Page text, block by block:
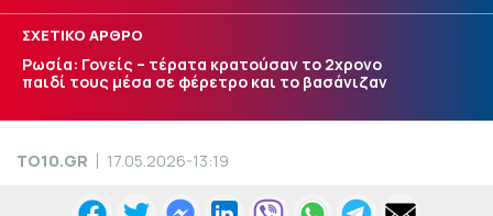
ΣΧΕΤΙΚΟ ΑΡΘΡΟ
Ρωσία: Γονείς – τέρατα κρατούσαν το 2χρονο
παιδί τους μέσα σε φέρετρο και το βασάνιζαν
TO10.GR 17.05.2026-13:19